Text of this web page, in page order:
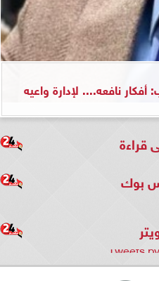
نافعه.... لإدارة واعيه
قراءة
بوك
Tweets